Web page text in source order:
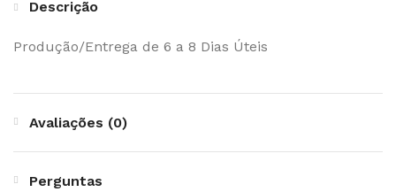
Descrição
Produção/Entrega de 6 a 8 Dias Úteis
Avaliações (0)
Perguntas